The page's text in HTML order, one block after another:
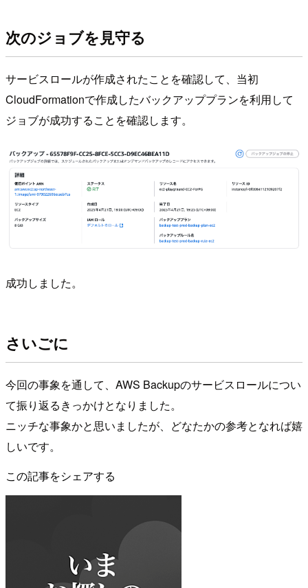
次のジョブを見守る
サービスロールが作成されたことを確認して、当初
CloudFormationで作成したバックアッププランを利用して
ジョブが成功することを確認します。
成功しました。
さいごに
今回の事象を通して、AWS Backupのサービスロールについ
て振り返るきっかけとなりました。
ニッチな事象かと思いましたが、どなたかの参考となれば嬉
しいです。
この記事をシェアする